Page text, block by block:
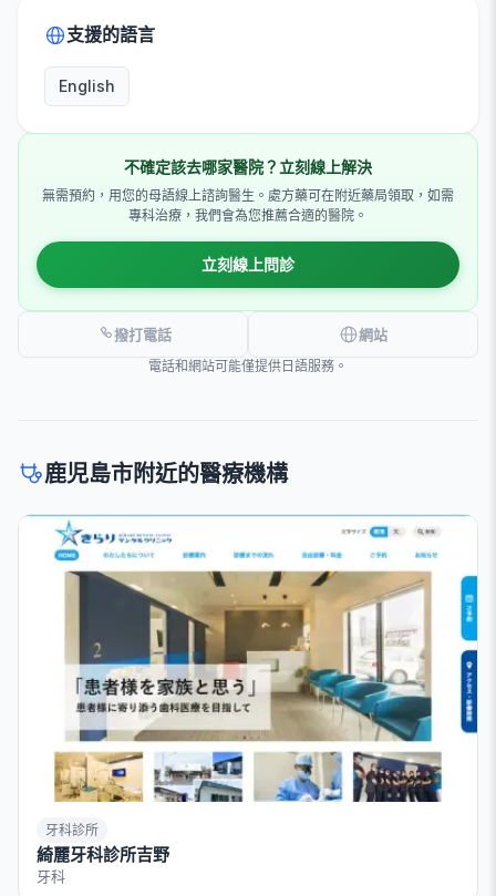
支援的語言
English
不確定該去哪家醫院？立刻線上解決
無需預約，用您的母語線上諮詢醫生。處方藥可在附近藥局領取，如需
專科治療，我們會為您推薦合適的醫院。
立刻線上問診
撥打電話 網站
電話和網站可能僅提供日語服務。
鹿児島市附近的醫療機構
牙科診所
綺麗牙科診所吉野
牙科